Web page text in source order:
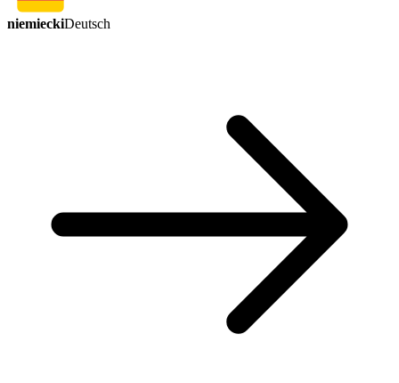
niemieckiDeutsch